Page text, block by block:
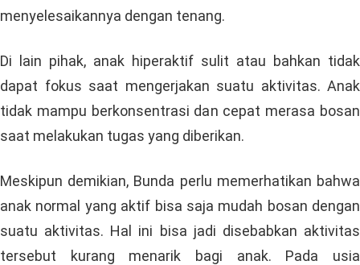
menyelesaikannya dengan tenang.
Di lain pihak, anak hiperaktif sulit atau bahkan tidak
dapat fokus saat mengerjakan suatu aktivitas. Anak
tidak mampu berkonsentrasi dan cepat merasa bosan
saat melakukan tugas yang diberikan.
Meskipun demikian, Bunda perlu memerhatikan bahwa
anak normal yang aktif bisa saja mudah bosan dengan
suatu aktivitas. Hal ini bisa jadi disebabkan aktivitas
tersebut kurang menarik bagi anak. Pada usia